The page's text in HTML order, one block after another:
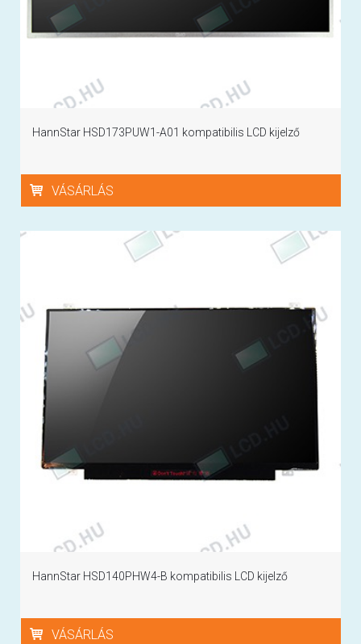
HannStar HSD173PUW1-A01 kompatibilis LCD kijelző
VÁSÁRLÁS
HannStar HSD140PHW4-B kompatibilis LCD kijelző
VÁSÁRLÁS